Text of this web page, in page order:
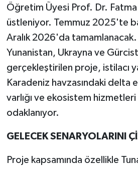
Öğretim Üyesi Prof. Dr. Fatma
üstleniyor. Temmuz 2025'te
Aralık 2026'da
Yunanistan, Ukrayna ve
gerçekleştirilen proje, istilacı
Karadeniz havzasındaki delta
varlığı ve ekosistem
odaklanıyor.
GELECEK SENARYOLARINI
Proje kapsamında özellikle